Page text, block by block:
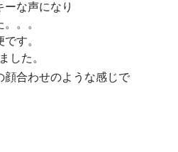
な声になり
。。
す。
した。
顔合わせのような感じで